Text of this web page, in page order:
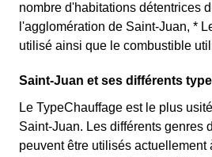
nombre d'habitations détentrices
l'agglomération de Saint-Juan, *
utilisé ainsi que le combustible
Saint-Juan et ses différents
Le TypeChauffage est le plus
Saint-Juan. Les différents genres
peuvent être utilisés actuellement